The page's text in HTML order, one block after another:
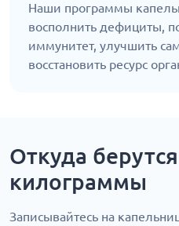
Наши программы
восполнить дефициты,
иммунитет, улучшить
восстановить ресурс
Откуда
килограммы
Записывайтесь на